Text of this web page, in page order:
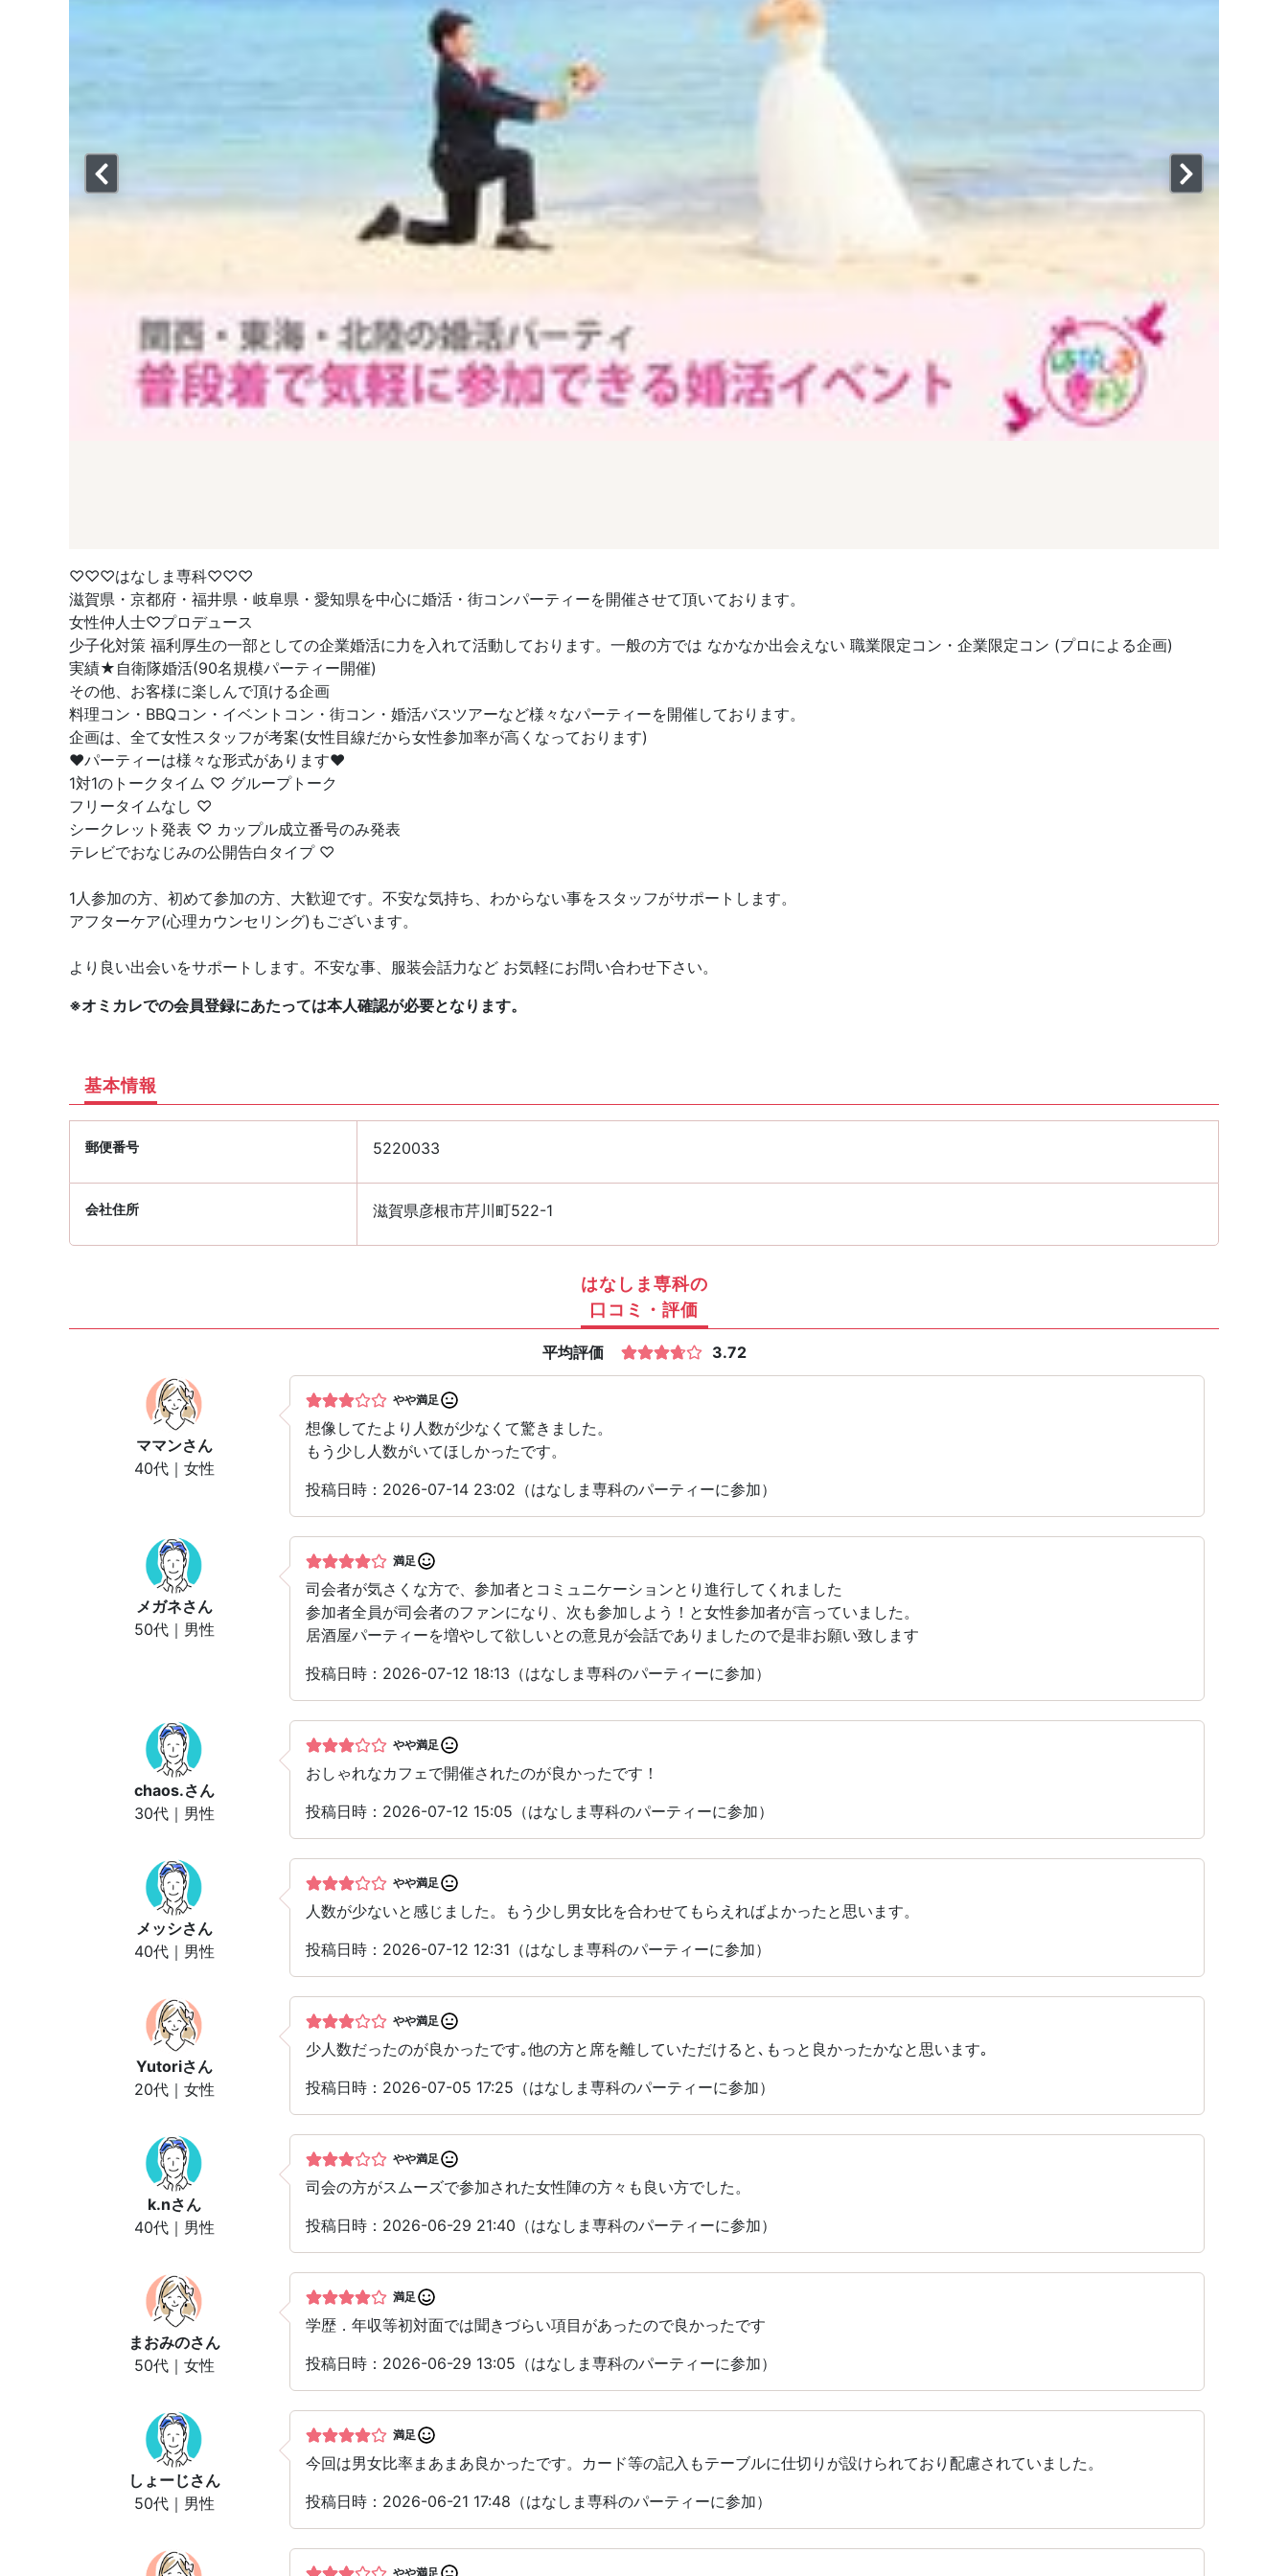
♡♡♡はなしま専科♡♡♡
滋賀県・京都府・福井県・岐阜県・愛知県を中心に婚活・街コンパーティーを開催させて頂いております。
女性仲人士♡プロデュース
少子化対策 福利厚生の一部としての企業婚活に力を入れて活動しております。一般の方では なかなか出会えない 職業限定コン・企業限定コン (プロによる企画)
実績★自衛隊婚活(90名規模パーティー開催)
その他、お客様に楽しんで頂ける企画
料理コン・BBQコン・イベントコン・街コン・婚活バスツアーなど様々なパーティーを開催しております。
企画は、全て女性スタッフが考案(女性目線だから女性参加率が高くなっております)
❤︎パーティーは様々な形式があります❤︎
1対1のトークタイム ♡ グループトーク
フリータイムなし ♡
シークレット発表 ♡ カップル成立番号のみ発表
テレビでおなじみの公開告白タイプ ♡
1人参加の方、初めて参加の方、大歓迎です。不安な気持ち、わからない事をスタッフがサポートします。
アフターケア(心理カウンセリング)もございます。
より良い出会いをサポートします。不安な事、服装会話力など お気軽にお問い合わせ下さい。
※オミカレでの会員登録にあたっては本人確認が必要となります。
基本情報
郵便番号 5220033
会社住所 滋賀県彦根市芹川町522-1
はなしま専科の
口コミ・評価
平均評価 3.72
ママンさん
40代｜女性
やや満足
想像してたより人数が少なくて驚きました。
もう少し人数がいてほしかったです。
投稿日時：2026-07-14 23:02（はなしま専科のパーティーに参加）
メガネさん
50代｜男性
満足
司会者が気さくな方で、参加者とコミュニケーションとり進行してくれました
参加者全員が司会者のファンになり、次も参加しよう！と女性参加者が言っていました。
居酒屋パーティーを増やして欲しいとの意見が会話でありましたので是非お願い致します
投稿日時：2026-07-12 18:13（はなしま専科のパーティーに参加）
chaos.さん
30代｜男性
やや満足
おしゃれなカフェで開催されたのが良かったです！
投稿日時：2026-07-12 15:05（はなしま専科のパーティーに参加）
メッシさん
40代｜男性
やや満足
人数が少ないと感じました。もう少し男女比を合わせてもらえればよかったと思います。
投稿日時：2026-07-12 12:31（はなしま専科のパーティーに参加）
Yutoriさん
20代｜女性
やや満足
少人数だったのが良かったです｡他の方と席を離していただけると､もっと良かったかなと思います｡
投稿日時：2026-07-05 17:25（はなしま専科のパーティーに参加）
k.nさん
40代｜男性
やや満足
司会の方がスムーズで参加された女性陣の方々も良い方でした。
投稿日時：2026-06-29 21:40（はなしま専科のパーティーに参加）
まおみのさん
50代｜女性
満足
学歴．年収等初対面では聞きづらい項目があったので良かったです
投稿日時：2026-06-29 13:05（はなしま専科のパーティーに参加）
しょーじさん
50代｜男性
満足
今回は男女比率まあまあ良かったです。カード等の記入もテーブルに仕切りが設けられており配慮されていました。
投稿日時：2026-06-21 17:48（はなしま専科のパーティーに参加）
やや満足